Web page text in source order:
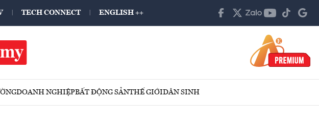
TECH CONNECT ENGLISH ++
DOANH NGHIỆPBẤT ĐỘNG SẢNTHẾ GIỚIDÂN SINH